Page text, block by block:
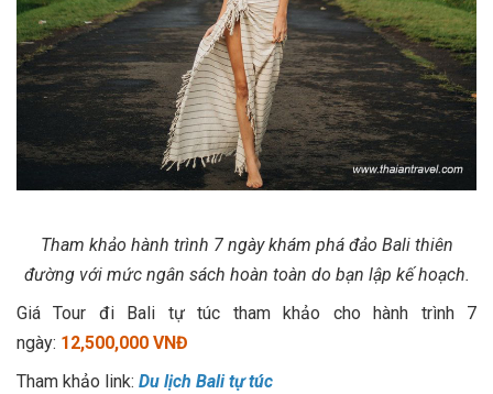
Tham khảo hành trình 7 ngày khám phá đảo Bali thiên
đường với mức ngân sách hoàn toàn do bạn lập kế hoạch.
Giá Tour đi Bali tự túc tham khảo cho hành trình 7
ngày: 12,500,000 VNĐ
Tham khảo link: Du lịch Bali tự túc